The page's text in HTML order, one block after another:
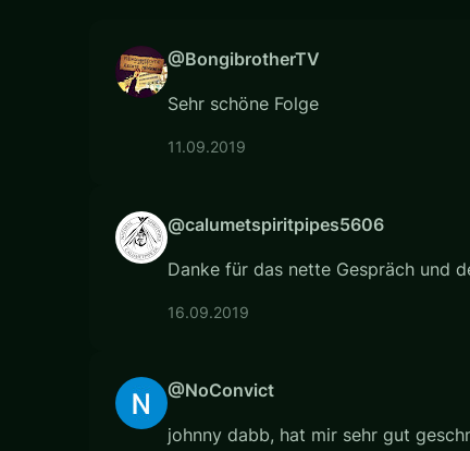
@BongibrotherTV
Sehr schöne Folge
11.09.2019
@calumetspiritpipes5606
Danke für das nette Gespräch und
16.09.2019
@NoConvict
johnny dabb, hat mir sehr gut